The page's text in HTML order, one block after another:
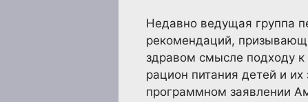
Недавно ведущая группа
рекомендаций,
здравом смысле подходу
рацион питания детей и
программном заявлении